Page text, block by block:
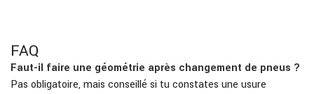
FAQ
Faut-il faire une géométrie après changement de pneus ?
Pas obligatoire, mais conseillé si tu constates une usure